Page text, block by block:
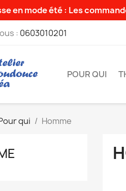
en mode été : Les
: 0603010201
POUR QUI
qui Homme